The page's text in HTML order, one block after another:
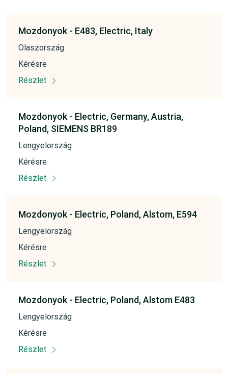
Mozdonyok - E483, Electric, Italy
Olaszország
Kérésre
Részlet
Mozdonyok - Electric, Germany,Austria,
Poland, SIEMENS BR189
Lengyelország
Kérésre
Részlet
Mozdonyok - Electric, Poland,Alstom, E594
Lengyelország
Kérésre
Részlet
Mozdonyok - Electric, Poland,Alstom E483
Lengyelország
Kérésre
Részlet